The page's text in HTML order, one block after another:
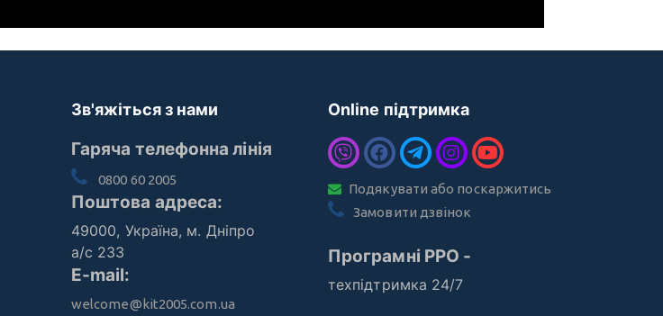
Зв'яжіться з нами
Гаряча телефонна лінія
0800 60 2005
Поштова адреса:
49000, Україна, м. Дніпро
а/с 233
E-mail:
welcome@kit2005.com.ua
Online підтримка
Подякувати або поскаржитись
Замовити дзвінок
Програмні РРО -
техпідтримка 24/7